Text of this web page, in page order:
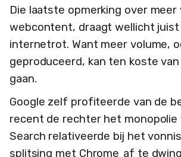
Die laatste opmerking over meer
webcontent, draagt wellicht juist
internetrot. Want meer volume,
geproduceerd, kan ten koste
gaan.
Google zelf profiteerde van de
recent de rechter het monopolie
Search relativeerde bij het
splitsing met Chrome af te